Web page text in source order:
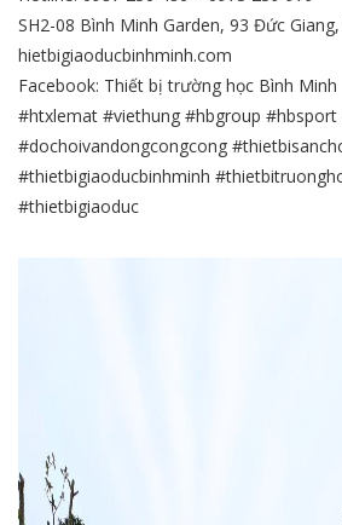
SH2-08 Bình Minh Garden, 93 Đức
hietbigiaoducbinhminh.com
Facebook: Thiết bị trường học Bình Minh
#htxlemat #viethung #hbgroup
#dochoivandongcongcong
#thietbigiaoducbinhminh
#thietbigiaoduc